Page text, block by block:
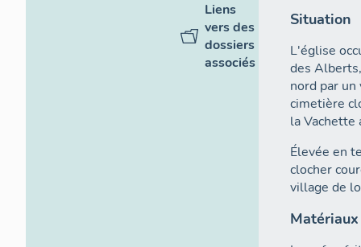
Liens
vers des
dossiers
associés
Situation
L'église
des
nord par
cimetière
la Vachette
Élevée en
clocher
village de